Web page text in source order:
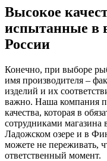
Высокое
испытанные в
России
Конечно, при выборе
имя производителя –
изделий и их
важно. Наша компания
качества, которая в
сотрудниками магазина
Ладожском озере и в
можете не переживать,
ответственный момент.